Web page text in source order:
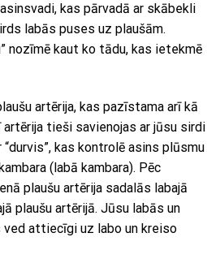
kas pārvadā ar skābekli
labās puses uz plaušām.
nozīmē kaut ko tādu, kas ietekmē
artērija, kas pazīstama arī kā
tieši savienojas ar jūsu sirdi
kas kontrolē asins plūsmu
(labā kambara). Pēc
plaušu artērija sadalās labajā
plaušu artērijā. Jūsu labās un
ved attiecīgi uz labo un kreiso